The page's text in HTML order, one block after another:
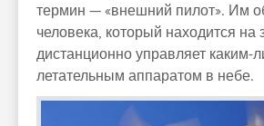
термин — «внешний пилот». Им
человека, который находится на
дистанционно управляет каким-
летательным аппаратом в небе.